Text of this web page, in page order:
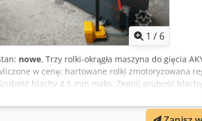
1 / 6
nowe, Trzy rolki-okrągła maszyna do gięcia
w cenę: hartowane rolki zmotoryzowana
blachy 4,5 mm maks. Zegnij grubość
210 mm Średnica rolki-Top 140 mm Ciężar 1530 kg
Udogodnienia: Górny i dolny wałek